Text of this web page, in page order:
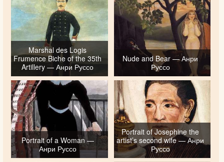
Marshal des Logis
Frumence Biche of the 35th
Artillery — Анри Руссо
Nude and Bear — Анри
Руссо
Portrait of a Woman —
Анри Руссо
Portrait of Josephine the
artist’s second wife — Анри
Руссо